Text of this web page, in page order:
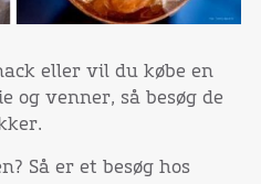
eller vil du købe en
og venner, så besøg de
Så er et besøg hos